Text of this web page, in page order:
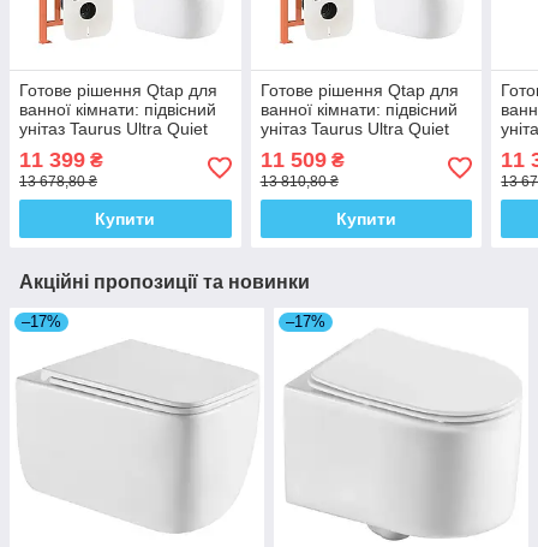
Готове рішення Qtap для
ванної кімнати: підвісний
унітаз Taurus Ultra Quiet
інсталяції Nest 4 в 1
(лінійна
11 399 ₴
13 678,80 ₴
Купити
Готове рішення Qtap для
ванної кімнати: підвісний
унітаз Taurus Ultra Quiet
інсталяції Nest 4 в 1
(кругла
11 509₴
13 810,80 ₴
Купити
11
13
Акційні пропозиції та новинки
–17% –17%